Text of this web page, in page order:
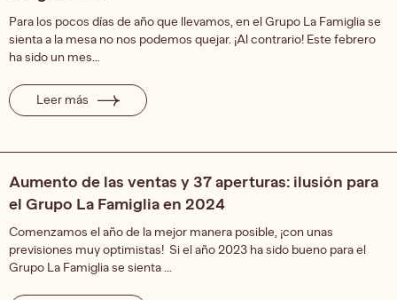
Para los pocos días de año que llevamos, en el Grupo La Famiglia se
sienta a la mesa no nos podemos quejar. ¡Al contrario! Este febrero
ha sido un mes...
Leer más
Aumento de las ventas y 37 aperturas: ilusión para
el Grupo La Famiglia en 2024
Comenzamos el año de la mejor manera posible, ¡con unas
previsiones muy optimistas! Si el año 2023 ha sido bueno para el
Grupo La Famiglia se sienta ...